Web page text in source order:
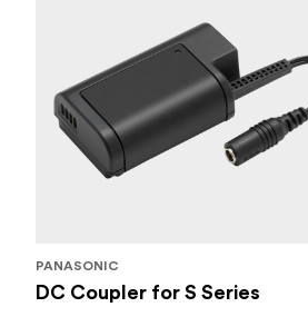
PANASONIC
DC Coupler for S Series